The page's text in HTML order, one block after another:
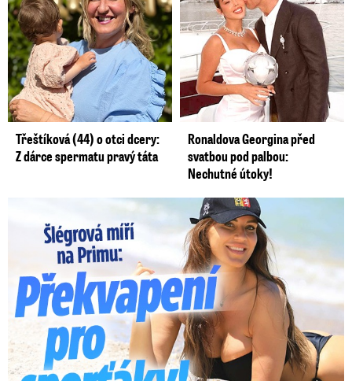
Třeštíková (44) o otci dcery:
Z dárce spermatu pravý táta
Ronaldova Georgina před
svatbou pod palbou:
Nechutné útoky!
Lucie Šlégrová míří na Primu. Překvapení pro sporťáky!